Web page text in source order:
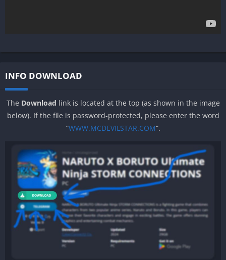
INFO DOWNLOAD
The Download link is located at the top (as shown in the image
below). If the file is password-protected, please enter the word
“WWW.MCDEVILSTAR.COM“.